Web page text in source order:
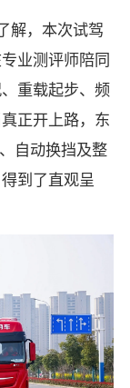
解，本次试驾
业测评师陪同
重载起步、频
正开上路，东
自动换挡及整
到了直观呈